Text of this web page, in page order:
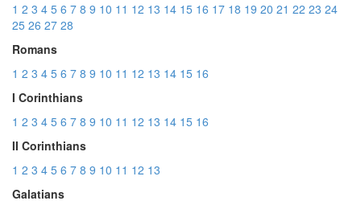
1 2 3 4 5 6 7 8 9 10 11 12 13 14 15 16 17 18 19 20 21 22 23 24
25 26 27 28
Romans
1 2 3 4 5 6 7 8 9 10 11 12 13 14 15 16
I Corinthians
1 2 3 4 5 6 7 8 9 10 11 12 13 14 15 16
II Corinthians
1 2 3 4 5 6 7 8 9 10 11 12 13
Galatians